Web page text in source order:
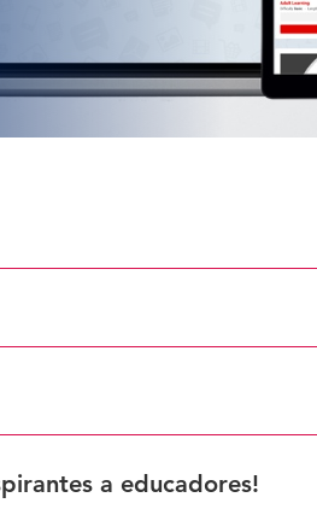
a educadores!